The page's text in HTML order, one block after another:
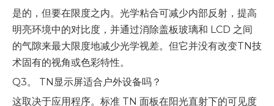
是的，但要在限度之内。光学粘合可减少内部反射，提高
明亮环境中的对比度，并通过消除盖板玻璃和 LCD 之间
的气隙来最大限度地减少光学视差。但它并没有改变TN技
术固有的视角或色彩特性。
Q3。 TN显示屏适合户外设备吗？
这取决于应用程序。标准 TN 面板在阳光直射下的可见度